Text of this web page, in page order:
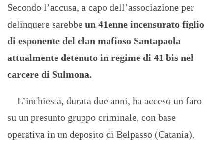
Secondo l’accusa, a capo dell’associazione per
delinquere sarebbe un 41enne incensurato figlio
di esponente del clan mafioso Santapaola
attualmente detenuto in regime di 41 bis nel
carcere di Sulmona.
L’inchiesta, durata due anni, ha acceso un faro
su un presunto gruppo criminale, con base
operativa in un deposito di Belpasso (Catania),